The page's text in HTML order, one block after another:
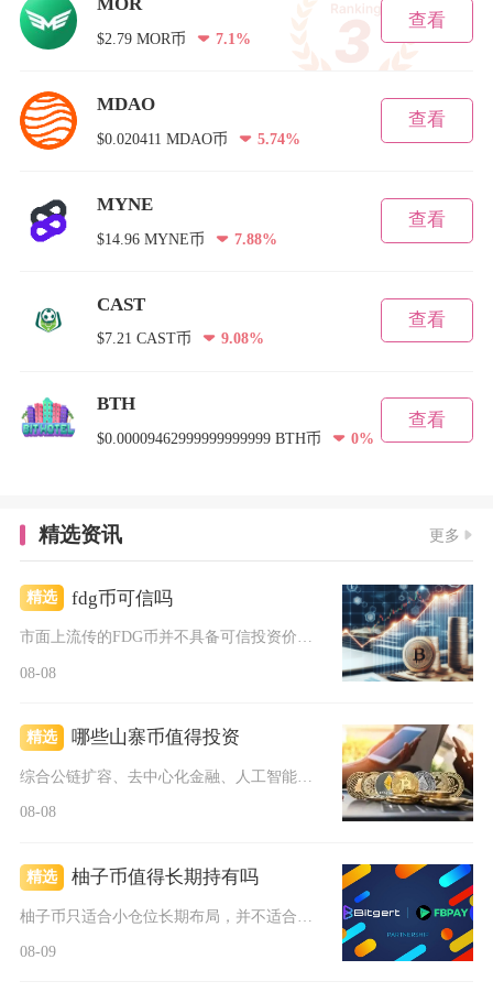
$2.79 MOR币 7.1%
查看
MDAO
$0.020411 MDAO币 5.74%
查看
MYNE
$14.96 MYNE币 7.88%
查看
CAST
$7.21 CAST币 9.08%
查看
BTH
$0.00009462999999999999 BTH币 0%
查看
精选资讯 更多
精选 fdg币可信吗
市面上流传的FDG币并不具备可信投资价值，属于包装了区块链概...
08-08
精选 哪些山寨币值得投资
综合公链扩容、去中心化金融、人工智能算力与隐私支付四大赛道的...
08-08
精选 柚子币值得长期持有吗
08-09